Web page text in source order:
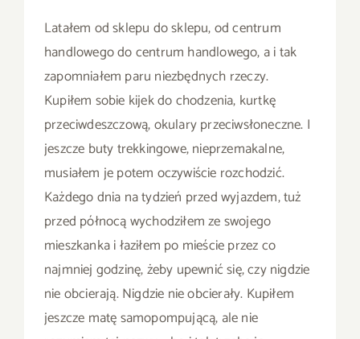
Latałem od sklepu do sklepu, od centrum
handlowego do centrum handlowego, a i tak
zapomniałem paru niezbędnych rzeczy.
Kupiłem sobie kijek do chodzenia, kurtkę
przeciwdeszczową, okulary przeciwsłoneczne. I
jeszcze buty trekkingowe, nieprzemakalne,
musiałem je potem oczywiście rozchodzić.
Każdego dnia na tydzień przed wyjazdem, tuż
przed północą wychodziłem ze swojego
mieszkanka i łaziłem po mieście przez co
najmniej godzinę, żeby upewnić się, czy nigdzie
nie obcierają. Nigdzie nie obcierały. Kupiłem
jeszcze matę samopompującą, ale nie